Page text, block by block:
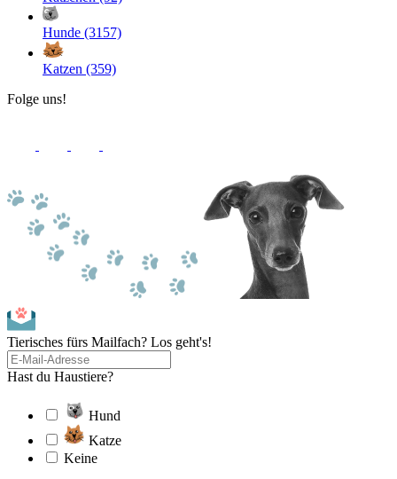
Hunde (3157)
Katzen (359)
Folge uns!
Tierisches fürs Mailfach? Los geht's!
Hast du Haustiere?
Hund
Katze
Keine